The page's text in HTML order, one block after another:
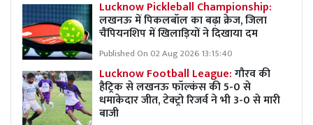
Lucknow Pickleball Championship:
लखनऊ में पिकलबॉल का बढ़ा क्रेज, जिला
चैंपियनशिप में खिलाड़ियों ने दिखाया दम
Published On 02 Aug 2026 13:15:40
Lucknow Football League:गौरव की
हैट्रिक से लखनऊ फॉल्कंस की 5-0 से
धमाकेदार जीत, टेक्ट्रो रिजर्व ने भी 3-0 से मारी
बाजी